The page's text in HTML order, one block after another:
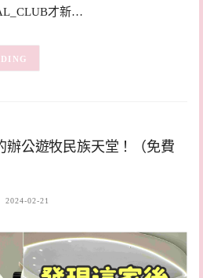
才新…
辦公遊牧民族天堂！（免費
2024-02-21